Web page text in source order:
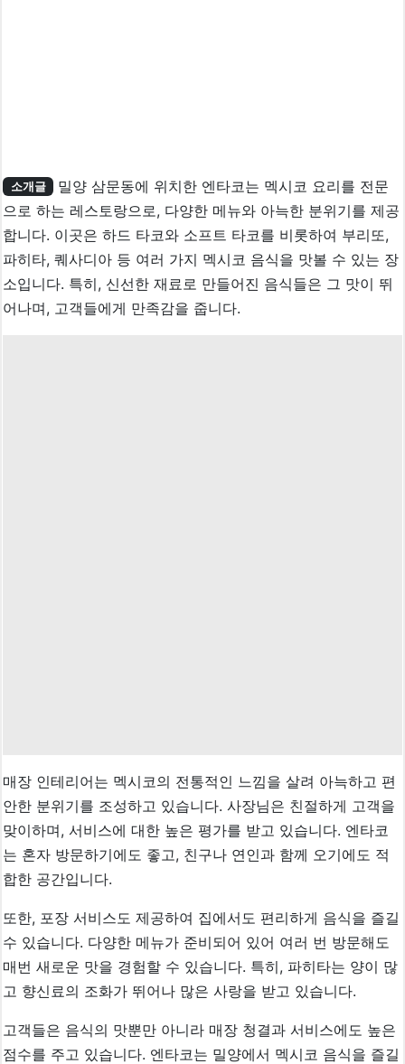
소개글
밀양 삼문동에 위치한 엔타코는 멕시코 요리를 전문
으로 하는 레스토랑으로, 다양한 메뉴와 아늑한 분위기를 제공
합니다. 이곳은 하드 타코와 소프트 타코를 비롯하여 부리또,
파히타, 퀘사디아 등 여러 가지 멕시코 음식을 맛볼 수 있는 장
소입니다. 특히, 신선한 재료로 만들어진 음식들은 그 맛이 뛰
어나며, 고객들에게 만족감을 줍니다.
매장 인테리어는 멕시코의 전통적인 느낌을 살려 아늑하고 편
안한 분위기를 조성하고 있습니다. 사장님은 친절하게 고객을
맞이하며, 서비스에 대한 높은 평가를 받고 있습니다. 엔타코
는 혼자 방문하기에도 좋고, 친구나 연인과 함께 오기에도 적
합한 공간입니다.
또한, 포장 서비스도 제공하여 집에서도 편리하게 음식을 즐길
수 있습니다. 다양한 메뉴가 준비되어 있어 여러 번 방문해도
매번 새로운 맛을 경험할 수 있습니다. 특히, 파히타는 양이 많
고 향신료의 조화가 뛰어나 많은 사랑을 받고 있습니다.
고객들은 음식의 맛뿐만 아니라 매장 청결과 서비스에도 높은
점수를 주고 있습니다. 엔타코는 밀양에서 멕시코 음식을 즐길